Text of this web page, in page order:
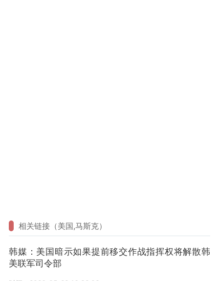
相关链接（美国,马斯克）
韩媒：美国暗示如果提前移交作战指挥权将解散韩
美联军司令部